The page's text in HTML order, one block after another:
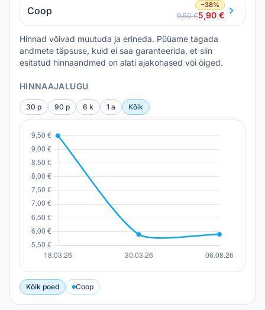
Coop −38%
9,50 €5,90 €
Hinnad võivad muutuda ja erineda. Püüame tagada
andmete täpsuse, kuid ei saa garanteerida, et siin
esitatud hinnaandmed on alati ajakohased või õiged.
HINNAAJALUGU
30 p 90 p 6 k 1 a Kõik
Kõik poed Coop